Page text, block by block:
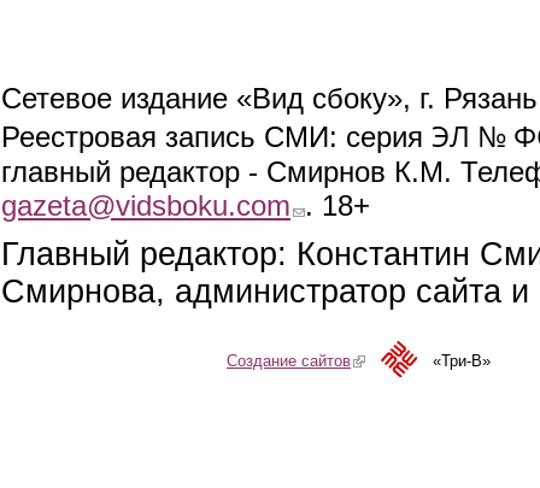
Сетевое издание «Вид сбоку», г.
Реестровая запись СМИ: серия ЭЛ №
главный редактор - Смирнов К.М.
gazeta@vidsboku.com (link sends e-mail)
. 18+
Главный редактор: Константин
Смирнова, администратор сайта
Создание сайтов(link is external)«Три-В»